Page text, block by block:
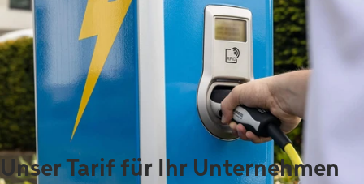
Unser Tarif für Ihr Unternehmen